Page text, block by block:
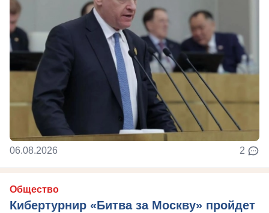
06.08.2026 2
Общество
Кибертурнир «Битва за Москву» пройдет